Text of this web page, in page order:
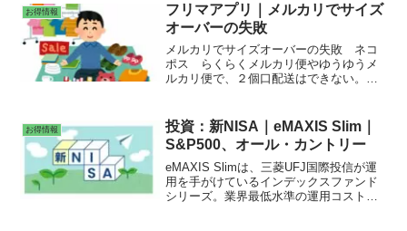
お得情報
フリマアプリ｜メルカリでサイズ
オーバーの失敗
メルカリでサイズオーバーの失敗 ネコ
ポス らくらくメルカリ便やゆうゆうメ
ルカリ便で、２個口配送はできない。取
料及び販売手数料を差し引いて、最終利
益が赤字になった場合、何度も繰り返す
とペナルティになって、メルカリ事務局
から無期限利用停止される恐れがある。
お得情報
投資：新NISA｜eMAXIS Slim｜
S&P500、オール・カントリー
eMAXIS Slimは、三菱UFJ国際投信が運
用を手がけているインデックスファンド
シリーズ。業界最低水準の運用コストを